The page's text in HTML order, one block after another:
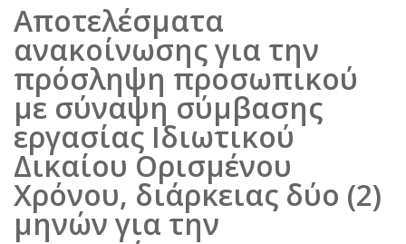
Αποτελέσματα
ανακοίνωσης για την
πρόσληψη προσωπικού
με σύναψη σύμβασης
εργασίας Ιδιωτικού
Δικαίου Ορισμένου
Χρόνου, διάρκειας δύο (2)
μηνών για την